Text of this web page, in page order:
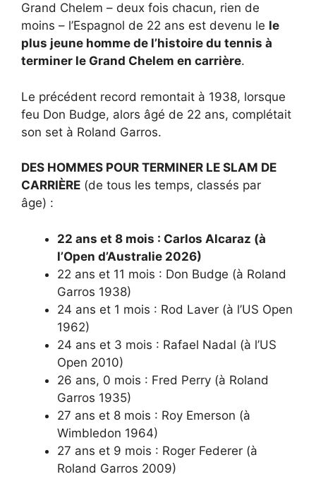
Grand Chelem – deux fois chacun, rien de
moins – l’Espagnol de 22 ans est devenu le le
plus jeune homme de l’histoire du tennis à
terminer le Grand Chelem en carrière.
Le précédent record remontait à 1938, lorsque
feu Don Budge, alors âgé de 22 ans, complétait
son set à Roland Garros.
DES HOMMES POUR TERMINER LE SLAM DE
CARRIÈRE (de tous les temps, classés par
âge) :
22 ans et 8 mois : Carlos Alcaraz (à
l’Open d’Australie 2026)
22 ans et 11 mois : Don Budge (à Roland
Garros 1938)
24 ans et 1 mois : Rod Laver (à l’US Open
1962)
24 ans et 3 mois : Rafael Nadal (à l’US
Open 2010)
26 ans, 0 mois : Fred Perry (à Roland
Garros 1935)
27 ans et 8 mois : Roy Emerson (à
Wimbledon 1964)
27 ans et 9 mois : Roger Federer (à
Roland Garros 2009)